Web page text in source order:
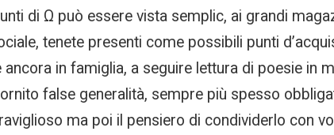
di Ω può essere vista semplic, ai grandi
tenete presenti come possibili punti
in famiglia, a seguire lettura di poesie in
false generalità, sempre più spesso
ma poi il pensiero di condividerlo con